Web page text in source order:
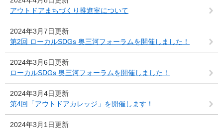
アウトドアまちづくり推進室について
2024年3月7日更新
第2回 ローカルSDGs 奥三河フォーラムを開催しました！
2024年3月6日更新
ローカルSDGs 奥三河フォーラムを開催しました！
2024年3月4日更新
第4回「アウトドアカレッジ」を開催します！
2024年3月1日更新